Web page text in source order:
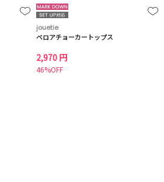
jouetie
ベロアチョーカートップス
2,970 円
46%OFF